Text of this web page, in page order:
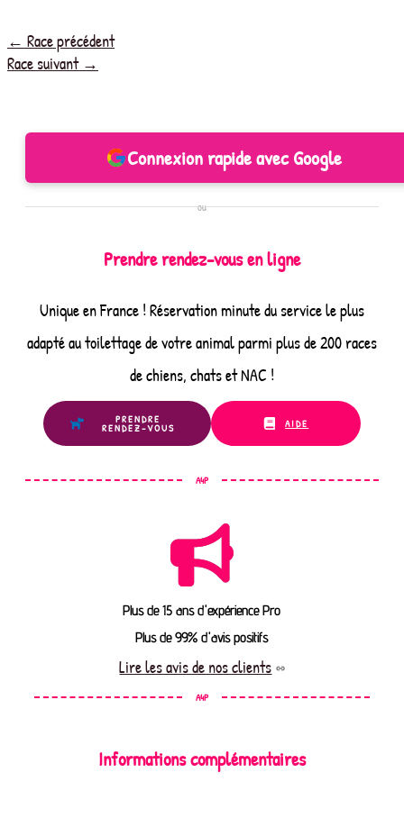
← Race précédent
Race suivant →
Connexion rapide avec Google
ou
Prendre rendez-vous en ligne
Unique en France ! Réservation minute du service le plus
adapté au toilettage de votre animal parmi plus de 200 races
de chiens, chats et NAC !
PRENDRE
RENDEZ-VOUS AIDE
A4P
Plus de 15 ans d'expérience Pro
Plus de 99% d'avis positifs
Lire les avis de nos clients
A4P
Informations complémentaires